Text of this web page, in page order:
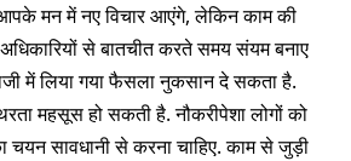
मन में नए विचार आएंगे, लेकिन काम की
से बातचीत करते समय संयम बनाए
में लिया गया फैसला नुकसान दे सकता है.
महसूस हो सकती है. नौकरीपेशा लोगों को
चयन सावधानी से करना चाहिए. काम से जुड़ी